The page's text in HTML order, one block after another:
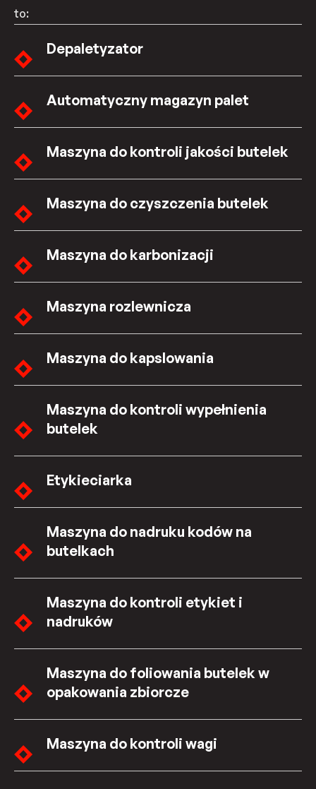
to:
Depaletyzator
Automatyczny magazyn palet
Maszyna do kontroli jakości butelek
Maszyna do czyszczenia butelek
Maszyna do karbonizacji
Maszyna rozlewnicza
Maszyna do kapslowania
Maszyna do kontroli wypełnienia
butelek
Etykieciarka
Maszyna do nadruku kodów na
butelkach
Maszyna do kontroli etykiet i
nadruków
Maszyna do foliowania butelek w
opakowania zbiorcze
Maszyna do kontroli wagi